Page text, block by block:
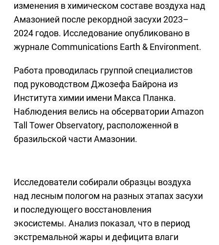
изменения в химическом составе воздуха над
Амазонией после рекордной засухи 2023–
2024 годов. Исследование опубликовано в
журнале Communications Earth & Environment.
Работа проводилась группой специалистов
под руководством Джозефа Байрона из
Института химии имени Макса Планка.
Наблюдения велись на обсерватории Amazon
Tall Tower Observatory, расположенной в
бразильской части Амазонии.
Исследователи собирали образцы воздуха
над лесным пологом на разных этапах засухи
и последующего восстановления
экосистемы. Анализ показал, что в период
экстремальной жары и дефицита влаги